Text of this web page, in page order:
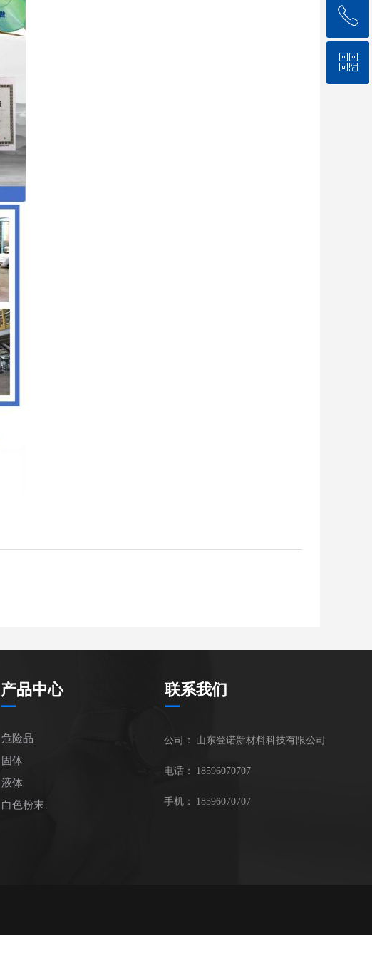
产品中心
—
联系我们
—
危险品
固体
液体
白色粉末
公司： 山东登诺新材料科技有限公司
电话： 18596070707
手机： 18596070707
回到顶部
ꂅ
18596070707
ꀥ